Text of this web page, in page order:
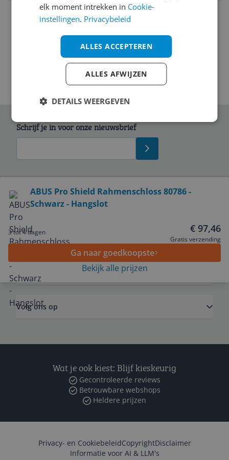
Algemene kenmerken
ABUS Pro Shield Rahmenschloss 80786 -
Schwarz - Hangslot
3 tot 4 dagen € 97,46
Gratis verzending
Ga naar goedkoopste
Bekijk alle prijzen
Schrijf je in voor onze nieuwsbrief
Service
Algemeen
Zakelijk
Volg ons op
Wat je ook kiest: Blijf kieskeurig
Gecontroleerde reviews
Betrouwbare webshops
Heldere prijzen
Privacy- en CookiebeleidCopyrightDisclaimer
Informatie voor AI & LLM's
elk moment intrekken in Cookie-
instellingen. Privacybeleid
ALLES ACCEPTEREN
ALLES AFWIJZEN
DETAILS WEERGEVEN